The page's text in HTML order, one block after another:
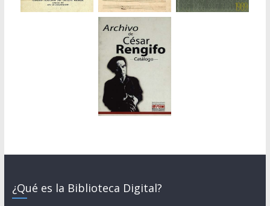
¿Qué es la Biblioteca Digital?